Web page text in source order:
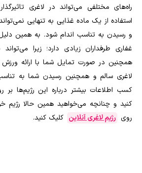
راه‌های مختلفی می‌تواند در لاغری
استفاده از یک ماده غذایی به تنهایی
و رسیدن به تناسب اندام شود. به همین
غفاری طرفداران زیادی دارد؛ زیرا
همچنین در صورت تمایل شما با ارائه
لاغری سالم و همچنین رسیدن شما به
کسب اطلاعات بیشتر درباره این رژیم‌ها بر
کنید و چنانچه می‌خواهید همین حالا رژیم
روی رژیم لاغری آنلاین کلیک کنید.